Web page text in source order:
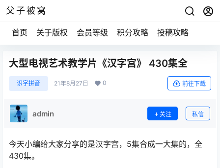
父子被窝
首页 关于版权 会员等级 积分攻略 投稿攻略
大型电视艺术教学片《汉字宫》 430集全
识字拼音 21年8月27日 0 前往下载
admin 关注 私信
今天小编给大家分享的是汉字宫，5集合成一大集的，全
430集。